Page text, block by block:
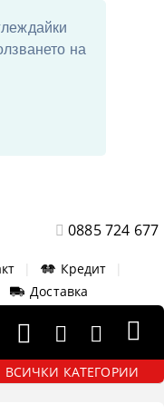
на
0885 724 677
Кредит
Доставка
ВСИЧКИ КАТЕГОРИИ